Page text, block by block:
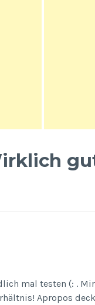
mal testen (: .
Apropos